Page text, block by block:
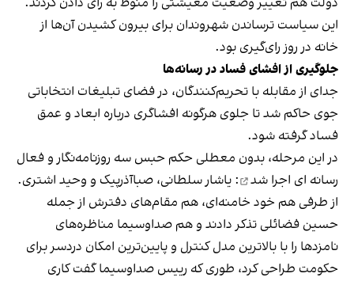
این سیاست ترساندن شهروندان برای بیرون کشیدن آن‌ها از
خانه در روز رای‌گیری بود.
جلوگیری از افشای فساد در رسانه‌ها
جدای از مقابله با تحریم‌کنندگان، در فضای تبلیغات انتخاباتی
جوی حاکم شد تا جلوی هرگونه افشاگری درباره ابعاد و عمق
فساد گرفته شود.
در این مرحله، بدون معطلی حکم حبس سه روزنامه‌نگار و فعال
رسانه ای اجرا شد
: یاشار سلطانی، صباآذرپیک و وحید اشتری.
از طرفی هم خود خامنه‌ای، هم مقام‌های دفترش از جمله
حسین فضائلی تذکر دادند و هم صداوسیما مناظره‌های
نامزدها را با بالاترین مدل کنترل و پایین‌ترین امکان دردسر برای
حکومت طراحی کرد، طوری که رییس صداوسیما گفت کاری